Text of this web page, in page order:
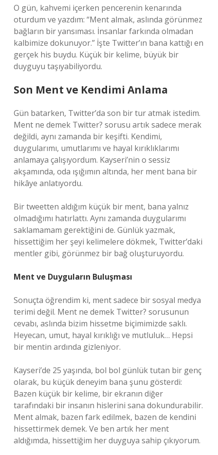
O gün, kahvemi içerken pencerenin kenarında
oturdum ve yazdım: “Ment almak, aslında görünmez
bağların bir yansıması. İnsanlar farkında olmadan
kalbimize dokunuyor.” İşte Twitter’ın bana kattığı en
gerçek his buydu. Küçük bir kelime, büyük bir
duyguyu taşıyabiliyordu.
Son Ment ve Kendimi Anlama
Gün batarken, Twitter’da son bir tur atmak istedim.
Ment ne demek Twitter? sorusu artık sadece merak
değildi, aynı zamanda bir keşifti. Kendimi,
duygularımı, umutlarımı ve hayal kırıklıklarımı
anlamaya çalışıyordum. Kayseri’nin o sessiz
akşamında, oda ışığımın altında, her ment bana bir
hikâye anlatıyordu.
Bir tweetten aldığım küçük bir ment, bana yalnız
olmadığımı hatırlattı. Aynı zamanda duygularımı
saklamamam gerektiğini de. Günlük yazmak,
hissettiğim her şeyi kelimelere dökmek, Twitter’daki
mentler gibi, görünmez bir bağ oluşturuyordu.
Ment ve Duyguların Buluşması
Sonuçta öğrendim ki, ment sadece bir sosyal medya
terimi değil. Ment ne demek Twitter? sorusunun
cevabı, aslında bizim hissetme biçimimizde saklı.
Heyecan, umut, hayal kırıklığı ve mutluluk… Hepsi
bir mentin ardında gizleniyor.
Kayseri’de 25 yaşında, bol bol günlük tutan bir genç
olarak, bu küçük deneyim bana şunu gösterdi:
Bazen küçük bir kelime, bir ekranın diğer
tarafındaki bir insanın hislerini sana dokundurabilir.
Ment almak, bazen fark edilmek, bazen de kendini
hissettirmek demek. Ve ben artık her ment
aldığımda, hissettiğim her duyguya sahip çıkıyorum.